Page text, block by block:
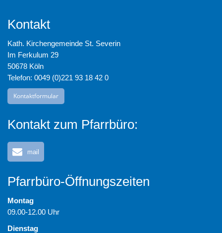
Kontakt
Kath. Kirchengemeinde St. Severin
Im Ferkulum 29
50678 Köln
Telefon: 0049 (0)221 93 18 42 0
Kontaktformular
Kontakt zum Pfarrbüro:
mail
Pfarrbüro-Öffnungszeiten
Montag
09.00-12.00 Uhr
Dienstag